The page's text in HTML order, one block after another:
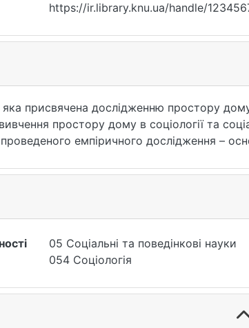
https://ir.library.knu.ua/handle/
яка присвячена дослідженню простору
простору дому в соціології та
емпіричного дослідження –
05 Соціальні та поведінкові науки
054 Соціологія